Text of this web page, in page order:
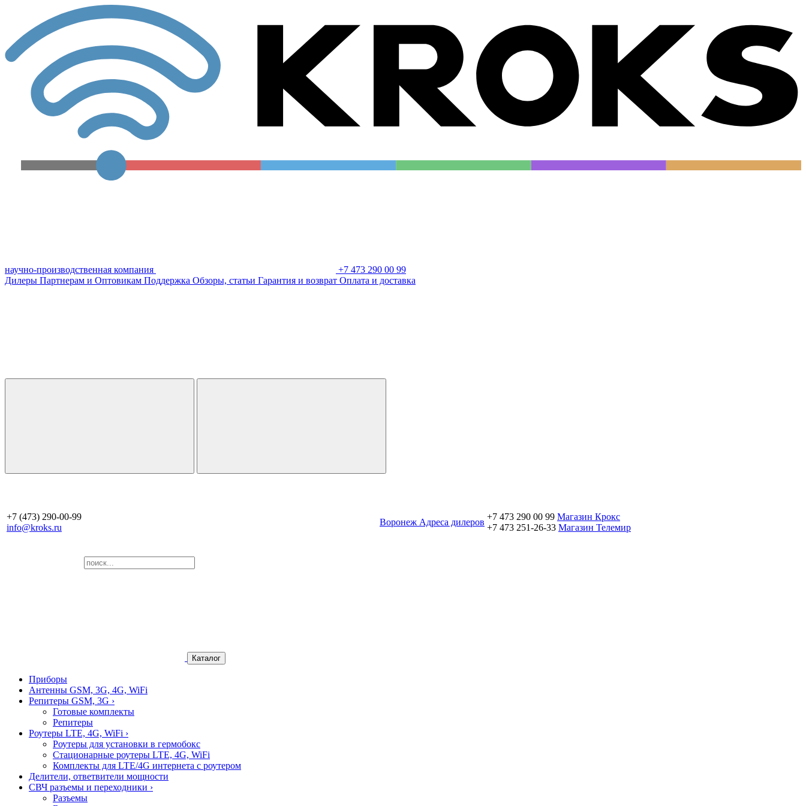
научно-производственная компания
+7 473 290 00 99
Дилеры Партнерам и Оптовикам Поддержка Обзоры, статьи Гарантия и возврат Оплата и доставка
+7 (473) 290-00-99
info@kroks.ru
Воронеж Aдреса дилеров
+7 473 290 00 99 Магазин Крокс
+7 473 251-26-33 Магазин Телемир
Каталог
Приборы
Антенны GSM, 3G, 4G, WiFi
Репитеры GSM, 3G ›
Готовые комплекты
Репитеры
Роутеры LTE, 4G, WiFi ›
Роутеры для установки в гермобокс
Стационарные роутеры LTE, 4G, WiFi
Комплекты для LTE/4G интернета с роутером
Делители, ответвители мощности
СВЧ разъемы и переходники ›
Разъемы